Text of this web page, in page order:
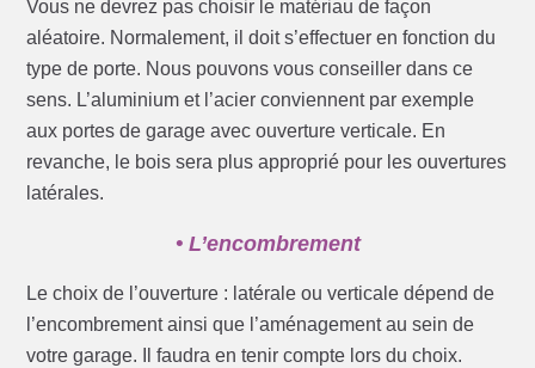
Vous ne devrez pas choisir le matériau de façon
aléatoire. Normalement, il doit s’effectuer en fonction du
type de porte. Nous pouvons vous conseiller dans ce
sens. L’aluminium et l’acier conviennent par exemple
aux portes de garage avec ouverture verticale. En
revanche, le bois sera plus approprié pour les ouvertures
latérales.
• L’encombrement
Le choix de l’ouverture : latérale ou verticale dépend de
l’encombrement ainsi que l’aménagement au sein de
votre garage. Il faudra en tenir compte lors du choix.